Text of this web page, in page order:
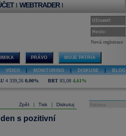
| WEBTRADER |
Uživatel:
Heslo:
Nová registrace
PRÁVO MOJE PATRIA
VIDEO MONITORING DISKUSE BLOG
4 339,26 0,00% BRT 83,08 4,61%
Zpět Tisk Diskutuj
s pozitivní
Reklama